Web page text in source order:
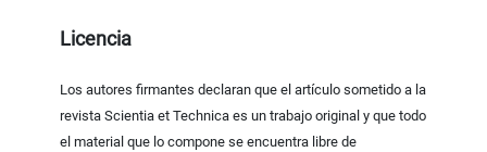
Licencia
Los autores firmantes declaran que el artículo sometido a la
revista Scientia et Technica es un trabajo original y que todo
el material que lo compone se encuentra libre de